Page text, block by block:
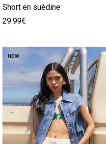
Short en suèdine
29.99€